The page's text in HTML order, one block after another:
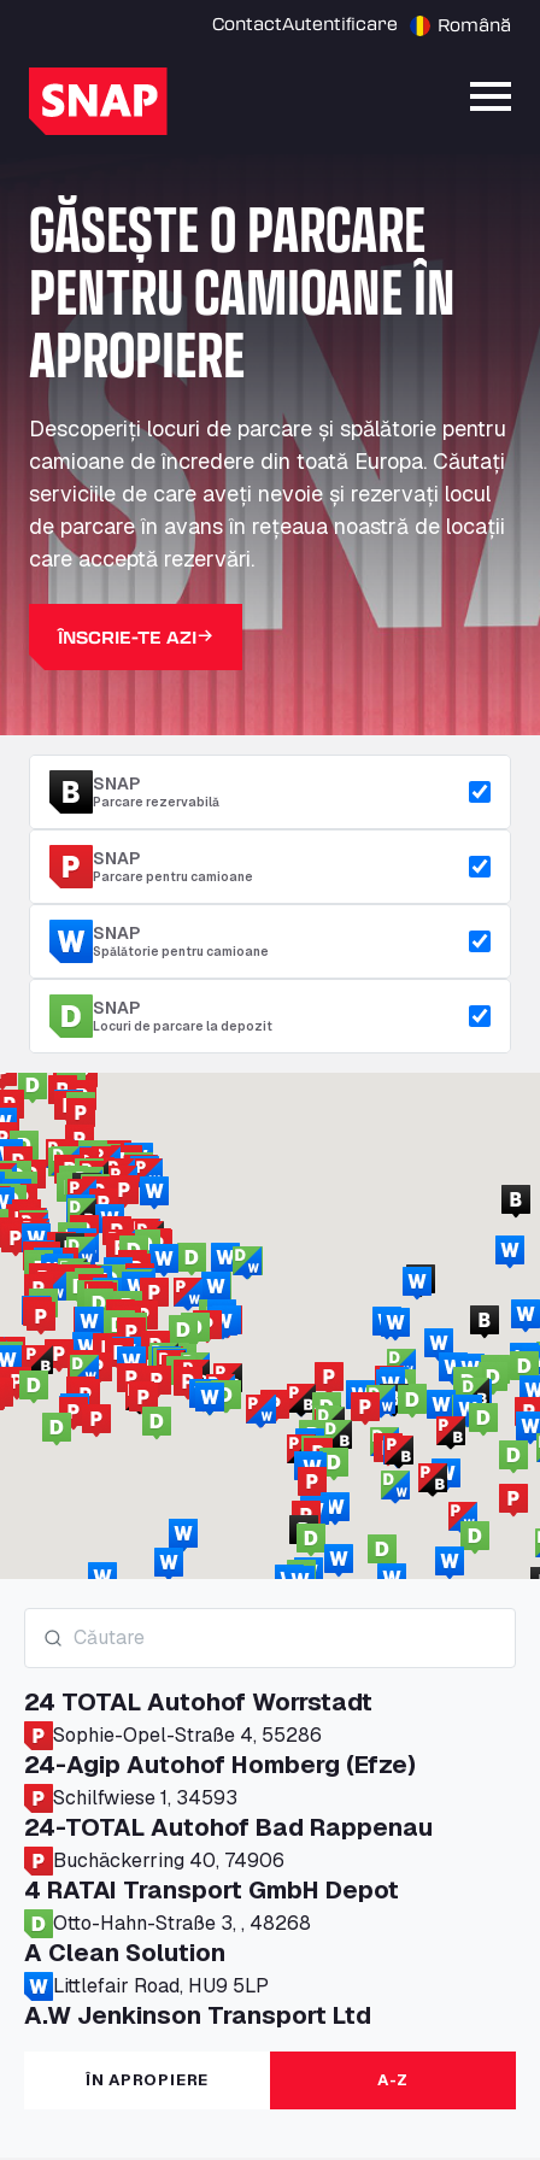
ContactAutentificare Română
GĂSEȘTE O PARCARE
PENTRU CAMIOANE ÎN
APROPIERE
Descoperiți locuri de parcare și spălătorie pentru
camioane de încredere din toată Europa. Căutați
serviciile de care aveți nevoie și rezervați locul
de parcare în avans în rețeaua noastră de locații
care acceptă rezervări.
ÎNSCRIE-TE AZI
SNAP
Parcare rezervabilă
SNAP
Parcare pentru camioane
SNAP
Spălătorie pentru camioane
SNAP
Locuri de parcare la depozit
24 TOTAL Autohof Worrstadt
Sophie-Opel-Straße 4, 55286
24-Agip Autohof Homberg (Efze)
Schilfwiese 1, 34593
24-TOTAL Autohof Bad Rappenau
Buchäckerring 40, 74906
4 RATAI Transport GmbH Depot
Otto-Hahn-Straße 3, , 48268
A Clean Solution
Littlefair Road, HU9 5LP
A.W Jenkinson Transport Ltd
Progress House, ME11 5GA
A+G Nettetal - Depot Parking
Am Panneschopp 7, 41334
ÎN APROPIERE A-Z